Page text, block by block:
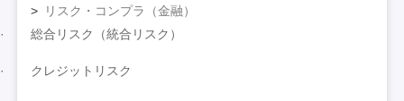
リスク・コンプラ（金融）
総合リスク（統合リスク）
クレジットリスク